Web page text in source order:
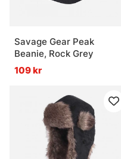
Savage Gear Peak
Beanie, Rock Grey
109 kr